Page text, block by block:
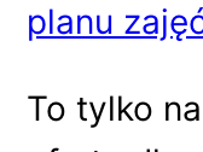
planu
To tylko